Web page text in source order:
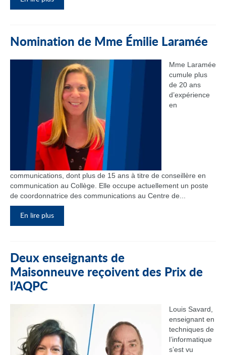
Nomination de Mme Émilie Laramée
Mme Laramée
cumule plus
de 20 ans
d’expérience
en
communications, dont plus de 15 ans à titre de conseillère en
communication au Collège. Elle occupe actuellement un poste
de coordonnatrice des communications au Centre de...
En lire plus
Deux enseignants de
Maisonneuve reçoivent des Prix de
l’AQPC
Louis Savard,
enseignant en
techniques de
l’informatique
s’est vu